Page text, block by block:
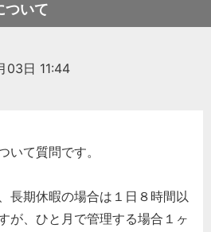
ついて
03日 11:44
いて質問です。
長期休暇の場合は１日８時間以
が、ひと月で管理する場合１ヶ